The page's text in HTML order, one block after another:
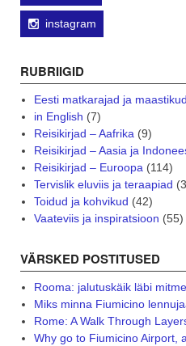
instagram
RUBRIIGID
Eesti matkarajad ja maastikud
in English (7)
Reisikirjad – Aafrika(9)
Reisikirjad – Aasia ja
Reisikirjad – Euroopa(114)
Tervislik eluviis ja teraapiad
Toidud ja kohvikud (42)
Vaateviis ja inspiratsioon (55)
VÄRSKED POSTITUSED
Rooma: jalutuskäik läbi
Miks minna Fiumicino
Rome: A Walk Through
Why go to Fiumicino Airport,